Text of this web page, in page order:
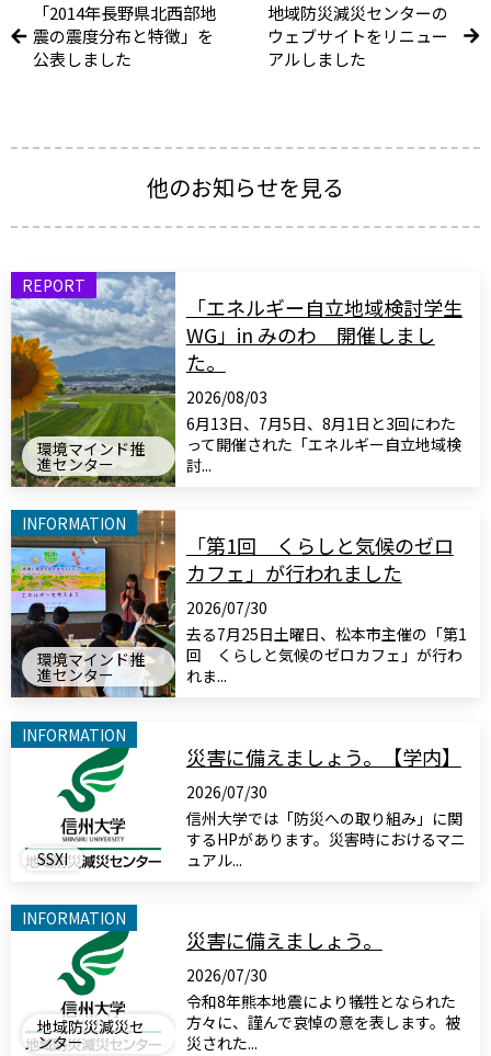
「2014年長野県北西部地
震の震度分布と特徴」を
公表しました
地域防災減災センターの
ウェブサイトをリニュー
アルしました
他のお知らせを見る
環境マインド推
進センター
REPORT
「エネルギー自立地域検討学生
WG」in みのわ 開催しまし
た。
2026/08/03
6月13日、7月5日、8月1日と3回にわた
って開催された「エネルギー自立地域検
討...
環境マインド推
進センター
INFORMATION
「第1回 くらしと気候のゼロ
カフェ」が行われました
2026/07/30
去る7月25日土曜日、松本市主催の「第1
回 くらしと気候のゼロカフェ」が行わ
れま...
SSXI
INFORMATION
災害に備えましょう。【学内】
2026/07/30
信州大学では「防災への取り組み」に関
するHPがあります。災害時におけるマニ
ュアル...
地域防災減災セ
ンター
INFORMATION
災害に備えましょう。
2026/07/30
令和8年熊本地震により犠牲となられた
方々に、謹んで哀悼の意を表します。被
災された...